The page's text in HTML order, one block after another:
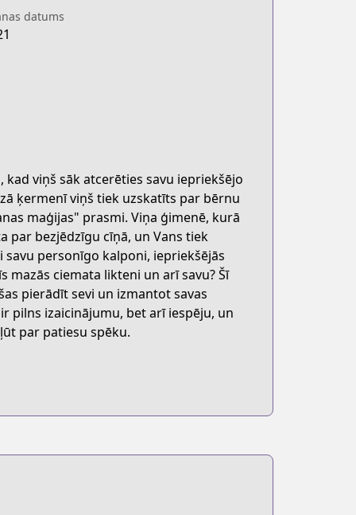
datums
viņš sāk atcerēties savu iepriekšējo
ķermenī viņš tiek uzskatīts par bērnu
maģijas" prasmi. Viņa ģimenē, kurā
par bezjēdzīgu cīņā, un Vans tiek
personīgo kalponi, iepriekšējās
mazās ciemata likteni un arī savu? Šī
pierādīt sevi un izmantot savas
pilns izaicinājumu, bet arī iespēju, un
par patiesu spēku.